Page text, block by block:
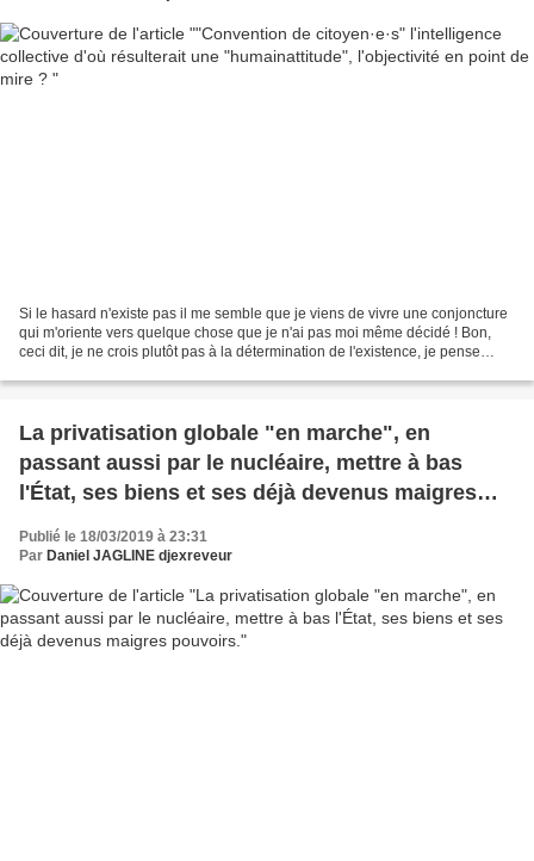
Si le hasard n'existe pas il me semble que je viens de vivre une conjoncture
qui m'oriente vers quelque chose que je n'ai pas moi même décidé ! Bon,
ceci dit, je ne crois plutôt pas à la détermination de l'existence, je pense
La privatisation globale "en marche", en
passant aussi par le nucléaire, mettre à bas
l'État, ses biens et ses déjà devenus maigres
Publié le 18/03/2019 à 23:31
Par Daniel JAGLINE djexreveur